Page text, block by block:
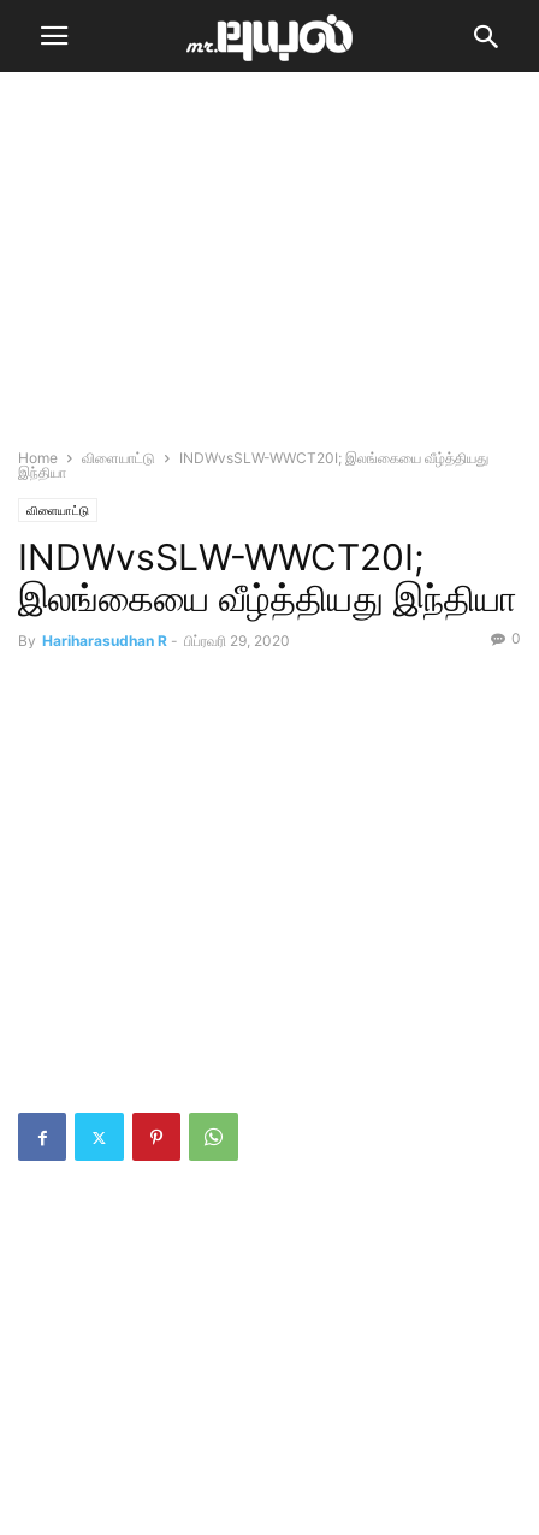
Home விளையாட்டு
INDWvsSLW-WWCT20I; இலங்கையை வீழ்த்தியது
இந்தியா
விளையாட்டு
INDWvsSLW-WWCT20I;
இலங்கையை வீழ்த்தியது இந்தியா
By Hariharasudhan R - பிப்ரவரி 29, 2020 0